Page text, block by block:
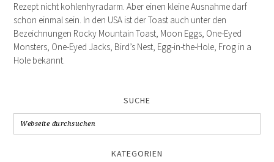
Rezept nicht kohlenhyradarm. Aber einen kleine Ausnahme darf
schon einmal sein. In den USA ist der Toast auch unter den
Bezeichnungen Rocky Mountain Toast, Moon Eggs, One-Eyed
Monsters, One-Eyed Jacks, Bird’s Nest, Egg-in-the-Hole, Frog in a
Hole bekannt.
SUCHE
KATEGORIEN